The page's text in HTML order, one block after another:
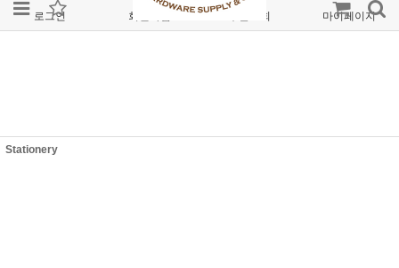
로그인 회원가입 주문조회 마이페이지
Stationery